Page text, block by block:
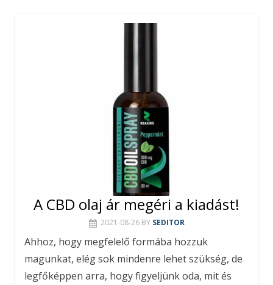
A CBD olaj ár megéri a kiadást!
2021-08-26 BY SEDITOR
Ahhoz, hogy megfelelő formába hozzuk
magunkat, elég sok mindenre lehet szükség, de
legfőképpen arra, hogy figyeljünk oda, mit és